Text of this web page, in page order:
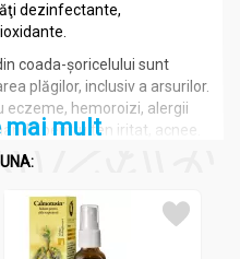
dezinfectante,
coada-șoricelului sunt
plăgilor, inclusiv a arsurilor.
hemoroizi, alergii
pentru ten iritat, acnee.
țesuturile în
Elimină negii.
mai mult